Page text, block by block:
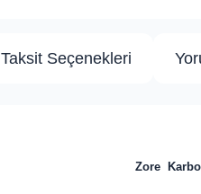
Taksit Seçenekleri
Zore